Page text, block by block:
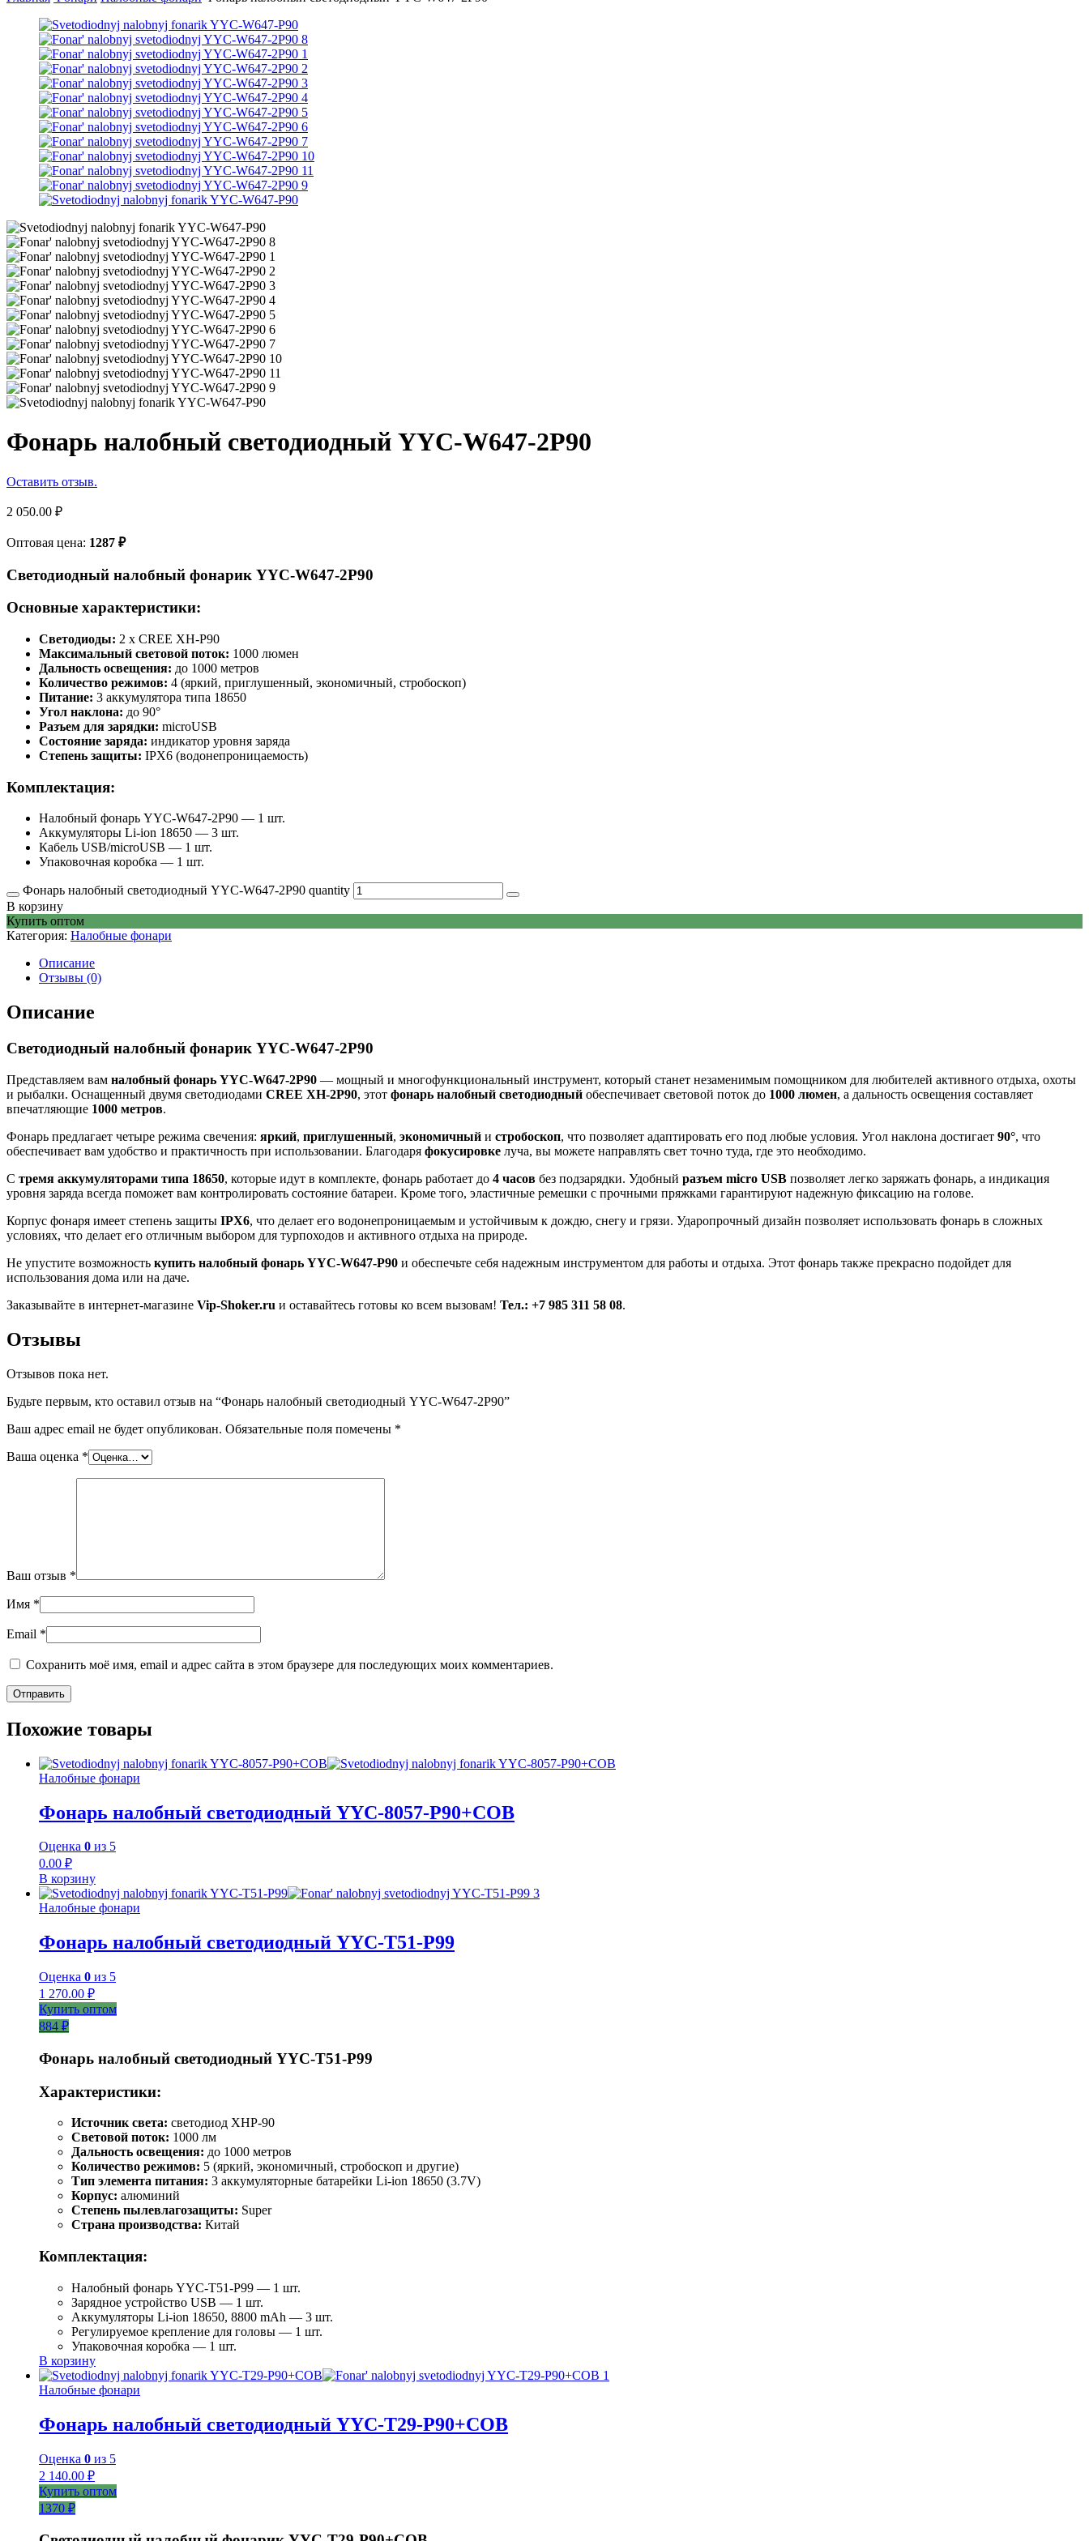
Фонарь налобный светодиодный YYC-W647-2P90
Оставить отзыв.
2 050.00 ₽
Оптовая цена: 1287 ₽
Светодиодный налобный фонарик YYC-W647-2P90
Основные характеристики:
Светодиоды: 2 x CREE XH-P90
Максимальный световой поток: 1000 люмен
Дальность освещения: до 1000 метров
Количество режимов: 4 (яркий, приглушенный, экономичный, стробоскоп)
Питание: 3 аккумулятора типа 18650
Угол наклона: до 90°
Разъем для зарядки: microUSB
Состояние заряда: индикатор уровня заряда
Степень защиты: IPX6 (водонепроницаемость)
Комплектация:
Налобный фонарь YYC-W647-2P90 — 1 шт.
Аккумуляторы Li-ion 18650 — 3 шт.
Кабель USB/microUSB — 1 шт.
Упаковочная коробка — 1 шт.
Фонарь налобный светодиодный YYC-W647-2P90 quantity
В корзину
Купить оптом
Категория: Налобные фонари
Описание
Отзывы (0)
Описание
Светодиодный налобный фонарик YYC-W647-2P90
Представляем вам налобный фонарь YYC-W647-2P90 — мощный и многофункциональный инструмент, который станет незаменимым помощником для любителей активного отдыха, охоты
и рыбалки. Оснащенный двумя светодиодами CREE XH-2P90, этот фонарь налобный светодиодный обеспечивает световой поток до 1000 люмен, а дальность освещения составляет
впечатляющие 1000 метров.
Фонарь предлагает четыре режима свечения: яркий, приглушенный, экономичный и стробоскоп, что позволяет адаптировать его под любые условия. Угол наклона достигает 90°, что
обеспечивает вам удобство и практичность при использовании. Благодаря фокусировке луча, вы можете направлять свет точно туда, где это необходимо.
С тремя аккумуляторами типа 18650, которые идут в комплекте, фонарь работает до 4 часов без подзарядки. Удобный разъем micro USB позволяет легко заряжать фонарь, а индикация
уровня заряда всегда поможет вам контролировать состояние батареи. Кроме того, эластичные ремешки с прочными пряжками гарантируют надежную фиксацию на голове.
Корпус фонаря имеет степень защиты IPX6, что делает его водонепроницаемым и устойчивым к дождю, снегу и грязи. Ударопрочный дизайн позволяет использовать фонарь в сложных
условиях, что делает его отличным выбором для турпоходов и активного отдыха на природе.
Не упустите возможность купить налобный фонарь YYC-W647-P90 и обеспечьте себя надежным инструментом для работы и отдыха. Этот фонарь также прекрасно подойдет для
использования дома или на даче.
Заказывайте в интернет-магазине Vip-Shoker.ru и оставайтесь готовы ко всем вызовам! Тел.: +7 985 311 58 08.
Отзывы
Отзывов пока нет.
Будьте первым, кто оставил отзыв на “Фонарь налобный светодиодный YYC-W647-2P90”
Ваш адрес email не будет опубликован. Обязательные поля помечены *
Ваша оценка *
Ваш отзыв *
Имя *
Email *
Сохранить моё имя, email и адрес сайта в этом браузере для последующих моих комментариев.
Похожие товары
Налобные фонари
Фонарь налобный светодиодный YYC-8057-P90+COB
Оценка 0 из 5
0.00 ₽
В корзину
Налобные фонари
Фонарь налобный светодиодный YYC-T51-P99
Оценка 0 из 5
1 270.00 ₽
Купить оптом
884 ₽
Фонарь налобный светодиодный YYC-T51-P99
Характеристики:
Источник света: светодиод XHP-90
Световой поток: 1000 лм
Дальность освещения: до 1000 метров
Количество режимов: 5 (яркий, экономичный, стробоскоп и другие)
Тип элемента питания: 3 аккумуляторные батарейки Li-ion 18650 (3.7V)
Корпус: алюминий
Степень пылевлагозащиты: Super
Страна производства: Китай
Комплектация:
Налобный фонарь YYC-T51-P99 — 1 шт.
Зарядное устройство USB — 1 шт.
Аккумуляторы Li-ion 18650, 8800 mAh — 3 шт.
Регулируемое крепление для головы — 1 шт.
Упаковочная коробка — 1 шт.
В корзину
Налобные фонари
Фонарь налобный светодиодный YYC-T29-P90+COB
Оценка 0 из 5
2 140.00 ₽
Купить оптом
1370 ₽